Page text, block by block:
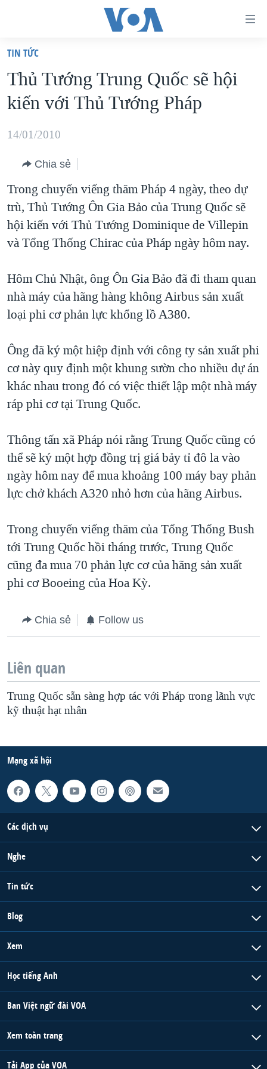
truy
cập
Tới
dung
chính
điều
hướng
chính
Đi
"Tìm"
VIỆT NAM
HOA KỲ
BIỂN ĐÔNG
BLOG
DIỄN ĐÀN
MỤC
TỰ DO BÁO CHÍ
NGƯỜI VIỆT HẢI NGOẠI
ĐỜI SỐNG
KINH TẾ
KHOA HỌC
SỨC KHOẺ
VĂN HOÁ
THỂ THAO
CHUYÊN ĐỀ
HÀNH TRÌNH BẦU CỬ 2024
MỘT NĂM CHIẾN TRANH TẠI DẢI GAZA
NGÀY TỊ NẠN THẾ GIỚI
TRỊNH VĨNH BÌNH - NGƯỜI HẠ 'BÊN THẮNG CUỘC'
GROUND ZERO – XƯA VÀ NAY
CÁC GIÁ TRỊ CỘNG HÒA Ở VIỆT NAM
THƯỢNG ĐỈNH TRUMP-KIM TẠI VIỆT NAM
TRỊNH VĨNH BÌNH VS. CHÍNH PHỦ VIỆT NAM
BÊN KIA QUỐC LỘ: TIẾNG VỌNG TỪ NÔNG THÔN MỸ
QUAN HỆ VIỆT MỸ
VIDEO
NGHE
Ngôn ngữ khác
TIN TỨC
Thủ Tướng Trung Quốc sẽ hội
kiến với Thủ Tướng Pháp
14/01/2010
Chia sẻ
Trong chuyến viếng thăm Pháp 4 ngày, theo dự
trù, Thủ Tướng Ôn Gia Bảo của Trung Quốc sẽ
hội kiến với Thủ Tướng Dominique de Villepin
và Tổng Thống Chirac của Pháp ngày hôm nay.
Hôm Chủ Nhật, ông Ôn Gia Bảo đã đi tham quan
nhà máy của hãng hàng không Airbus sản xuất
loại phi cơ phản lực khổng lồ A380.
Ông đã ký một hiệp định với công ty sản xuất phi
cơ này quy định một khung sườn cho nhiều dự án
khác nhau trong đó có việc thiết lập một nhà máy
ráp phi cơ tại Trung Quốc.
Thông tấn xã Pháp nói rằng Trung Quốc cũng có
thể sẽ ký một hợp đồng trị giá bảy tỉ đô la vào
ngày hôm nay để mua khoảng 100 máy bay phản
lực chở khách A320 nhỏ hơn của hãng Airbus.
Trong chuyến viếng thăm của Tổng Thống Bush
tới Trung Quốc hồi tháng trước, Trung Quốc
cũng đa mua 70 phản lực cơ của hãng sản xuất
phi cơ Booeing của Hoa Kỳ.
Chia sẻ Follow us
Liên quan
Trung Quốc sẵn sàng hợp tác với Pháp trong lãnh vực
kỹ thuật hạt nhân
Mạng xã hội
Các dịch vụ
Nghe
Tin tức
Blog
Xem
Học tiếng Anh
Ban Việt ngữ đài VOA
Xem toàn trang
Tải App của VOA